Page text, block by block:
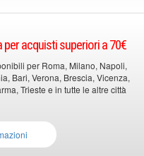
acquisti superiori a 70€
per Roma, Milano, Napoli,
Bari, Verona, Brescia, Vicenza,
Trieste e in tutte le altre città